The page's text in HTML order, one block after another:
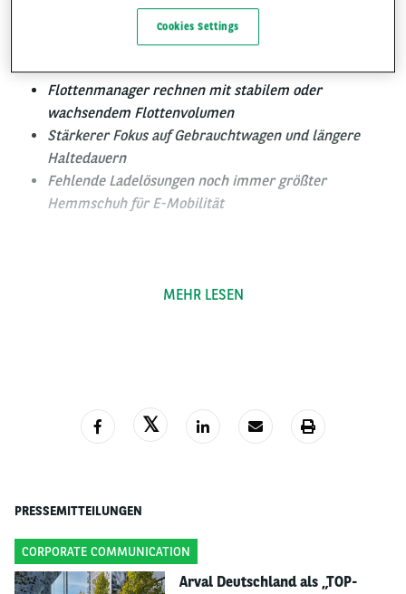
Fahrzeuge
Flottenmanager rechnen mit stabilem oder
wachsendem Flottenvolumen
Stärkerer Fokus auf Gebrauchtwagen und längere
Haltedauern
Fehlende Ladelösungen noch immer größter
Hemmschuh für E-Mobilität
Observatory präsentiert in Deutschland die neue
August bis November 2025 10.157 Entscheiderinnen
und Entscheider aus 33 Ländern interviewt, 300 davon
und wirtschaftlicher Unsicherheiten hinsichtlich der
Entwicklung ihrer Fuhrparks weiterhin zuversichtlich.
Laut dem aktuellen Fuhrpark- und
Mobilitätsbarometer 2026 erwarten 92 % der
MEHR LESEN
PRESSEMITTEILUNGEN
CORPORATE COMMUNICATION
Arval Deutschland als „TOP-
Cookies Settings